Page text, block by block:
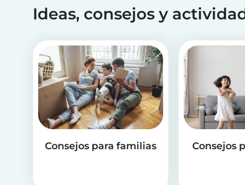
Ideas, consejos y
Consejos para familias Consejos